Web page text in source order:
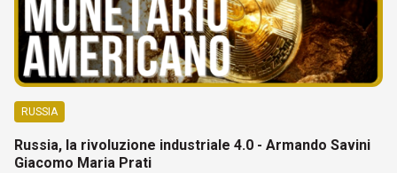
RUSSIA
Russia, la rivoluzione industriale 4.0 - Armando Savini
Giacomo Maria Prati